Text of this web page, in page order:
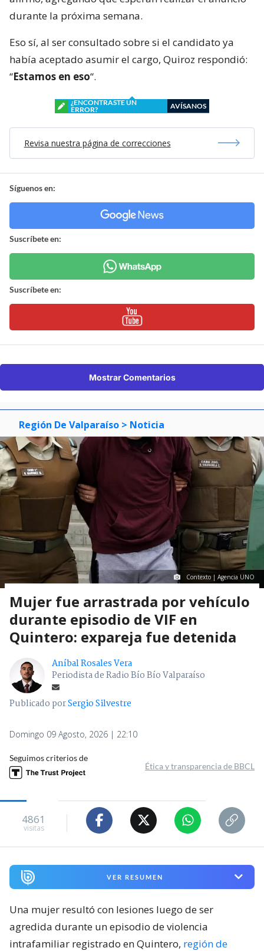
durante la próxima semana.
Eso sí, al ser consultado sobre si el candidato ya
había aceptado asumir el cargo, Quiroz respondió:
“Estamos en eso“.
¿ENCONTRASTE UN
ERROR?
AVÍSANOS
Revisa nuestra página de correcciones
Síguenos en:
Suscríbete en:
Suscríbete en:
Mostrar Comentarios
Región De Valparaíso > Noticia
Contexto | Agencia UNO
Mujer fue arrastrada por vehículo
durante episodio de VIF en
Quintero: expareja fue detenida
Aníbal Rosales Vera
Periodista de Radio Bío Bío Valparaíso
Publicado porSergio Silvestre
Domingo 09 Agosto, 2026 | 22:10
Seguimos criterios de
Ética y transparencia de BBCL
4861
visitas
VER RESUMEN
Una mujer resultó con lesiones luego de ser
agredida durante un episodio de violencia
intrafamiliar registrado en Quintero, región de